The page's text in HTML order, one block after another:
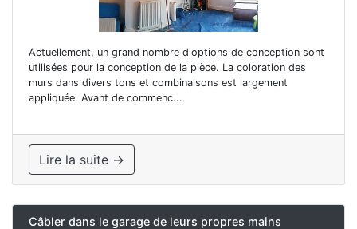
Actuellement, un grand nombre d'options de conception sont
utilisées pour la conception de la pièce. La coloration des
murs dans divers tons et combinaisons est largement
appliquée. Avant de commenc...
Lire la suite →
Câbler dans le garage de leurs propres mains